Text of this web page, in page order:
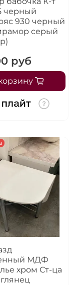
черный
930 черный
серый
руб
МДФ
хром Ст-ца